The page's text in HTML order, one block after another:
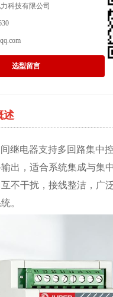
科技有限公司
选型留言
述
间继电器支持多回路集中
出，适合系统集成与集
不干扰，接线整洁，广
。